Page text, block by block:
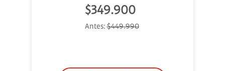
$349.900
Antes:$449.990